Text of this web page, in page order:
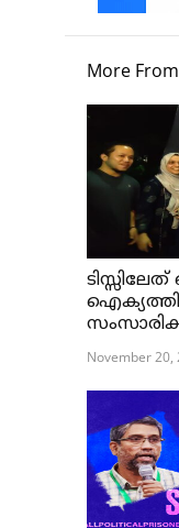
More
November 20,